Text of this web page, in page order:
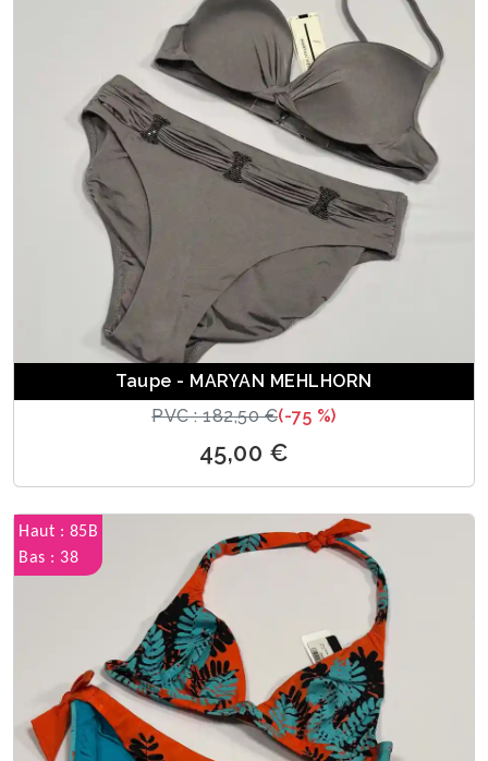
Taupe - MARYAN MEHLHORN
PVC : 182,50 €(-75 %)
45,00 €
Haut : 85B
Bas : 38